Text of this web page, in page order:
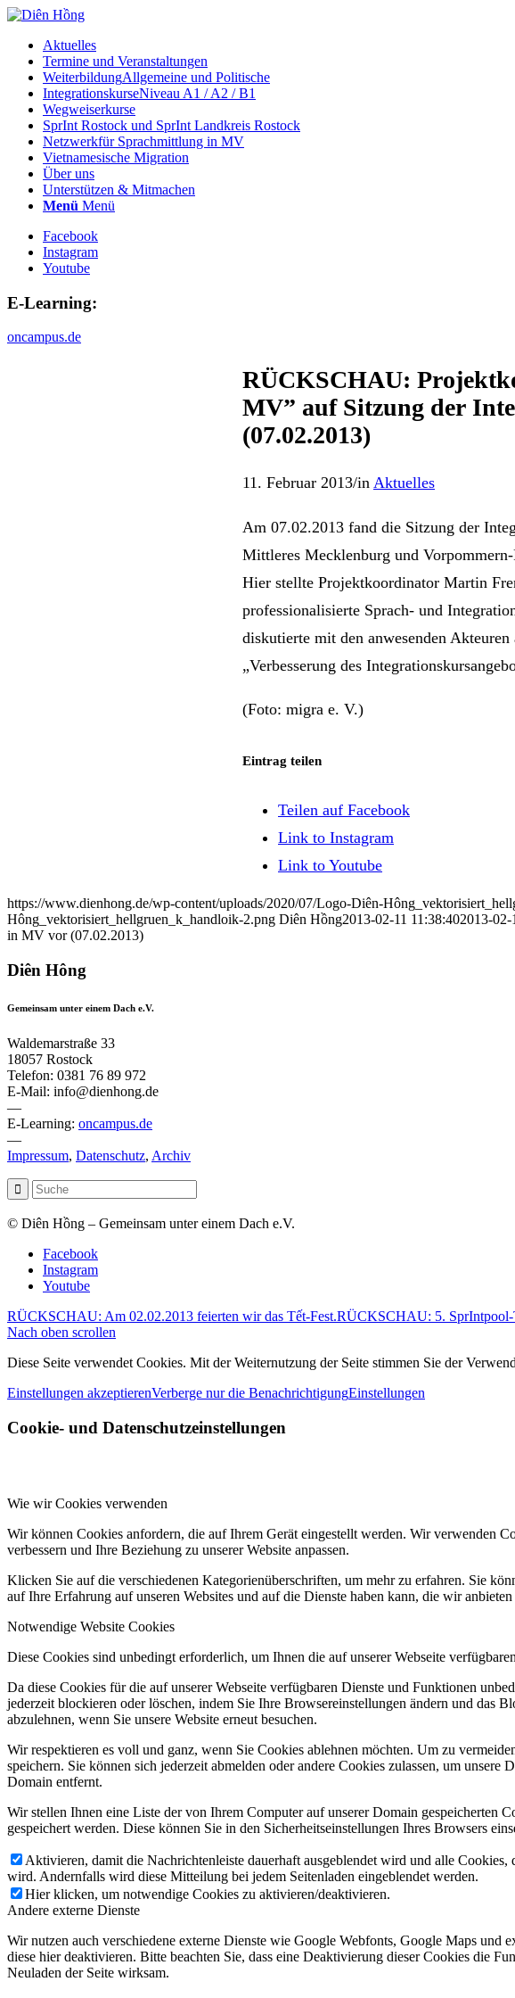
Aktuelles
Termine und Veranstaltungen
WeiterbildungAllgemeine und Politische
IntegrationskurseNiveau A1 / A2 / B1
Wegweiserkurse
SprInt Rostock und SprInt Landkreis Rostock
Netzwerkfür Sprachmittlung in MV
Vietnamesische Migration
Über uns
Unterstützen & Mitmachen
Menü Menü
Facebook
Instagram
Youtube
E-Learning:
oncampus.de
RÜCKSCHAU:
MV” auf Sitzung der
(07.02.2013)
11. Februar 2013/in Aktuelles
Am 07.02.2013 fand die Sitzung der
Mittleres Mecklenburg und
Hier stellte Projektkoordinator Martin
professionalisierte Sprach- und
diskutierte mit den anwesenden
„Verbesserung des
(Foto: migra e. V.)
Eintrag teilen
Teilen auf Facebook
Link to Instagram
Link to Youtube
https://www.dienhong.de/wp-content/uploads/2020/07/Logo-Diên-
Hông_vektorisiert_hellgruen_k_handloik-2.png Diên Hồng2013-02-11 11:38:402013-02-
in MV vor (07.02.2013)
Diên Hông
Gemeinsam unter einem Dach e.V.
Waldemarstraße 33
18057 Rostock
Telefon: 0381 76 89 972
E-Mail: info@dienhong.de
—
E-Learning: oncampus.de
—
Impressum, Datenschutz, Archiv
© Diên Hồng – Gemeinsam unter einem Dach e.V.
Facebook
Instagram
Youtube
RÜCKSCHAU: Am 02.02.2013 feierten wir das Tết-Fest.RÜCKSCHAU: 5. SprIntpool-
Nach oben scrollen
Diese Seite verwendet Cookies. Mit der Weiternutzung der Seite stimmen Sie der
Einstellungen akzeptierenVerberge nur die BenachrichtigungEinstellungen
Cookie- und Datenschutzeinstellungen
Wie wir Cookies verwenden
Wir können Cookies anfordern, die auf Ihrem Gerät eingestellt werden. Wir verwenden
verbessern und Ihre Beziehung zu unserer Website anpassen.
Klicken Sie auf die verschiedenen Kategorienüberschriften, um mehr zu erfahren. Sie
auf Ihre Erfahrung auf unseren Websites und auf die Dienste haben kann, die wir
Notwendige Website Cookies
Diese Cookies sind unbedingt erforderlich, um Ihnen die auf unserer Webseite
Da diese Cookies für die auf unserer Webseite verfügbaren Dienste und Funktionen
jederzeit blockieren oder löschen, indem Sie Ihre Browsereinstellungen ändern und das
abzulehnen, wenn Sie unsere Website erneut besuchen.
Wir respektieren es voll und ganz, wenn Sie Cookies ablehnen möchten. Um zu
speichern. Sie können sich jederzeit abmelden oder andere Cookies zulassen, um
Domain entfernt.
Wir stellen Ihnen eine Liste der von Ihrem Computer auf unserer Domain gespeicherten
gespeichert werden. Diese können Sie in den Sicherheitseinstellungen Ihres Browsers
Aktivieren, damit die Nachrichtenleiste dauerhaft ausgeblendet wird und alle
wird. Andernfalls wird diese Mitteilung bei jedem Seitenladen eingeblendet werden.
Hier klicken, um notwendige Cookies zu aktivieren/deaktivieren.
Andere externe Dienste
Wir nutzen auch verschiedene externe Dienste wie Google Webfonts, Google Maps und
diese hier deaktivieren. Bitte beachten Sie, dass eine Deaktivierung dieser Cookies die
Neuladen der Seite wirksam.